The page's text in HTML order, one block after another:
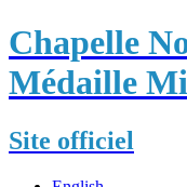
Chapelle
Médaille
Site officiel